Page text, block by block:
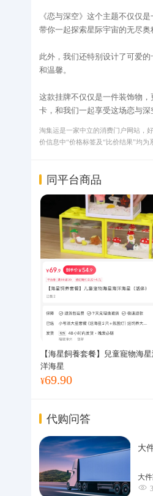
《恋与深空》这个主题不仅仅
带你一起探索星际宇宙的无尽奥
此外，我们还特别设计了可爱
和温馨。
这款挂牌不仅仅是一件装饰物
卡，和我们一起享受这场恋与深
淘集运是一家中立的消费门户网站，
价信息中“价格标签及“比价结果”均
同平台商品
【海星飼養套餐】兒童寵物海
洋海星
¥69.90
代购问答
大
大